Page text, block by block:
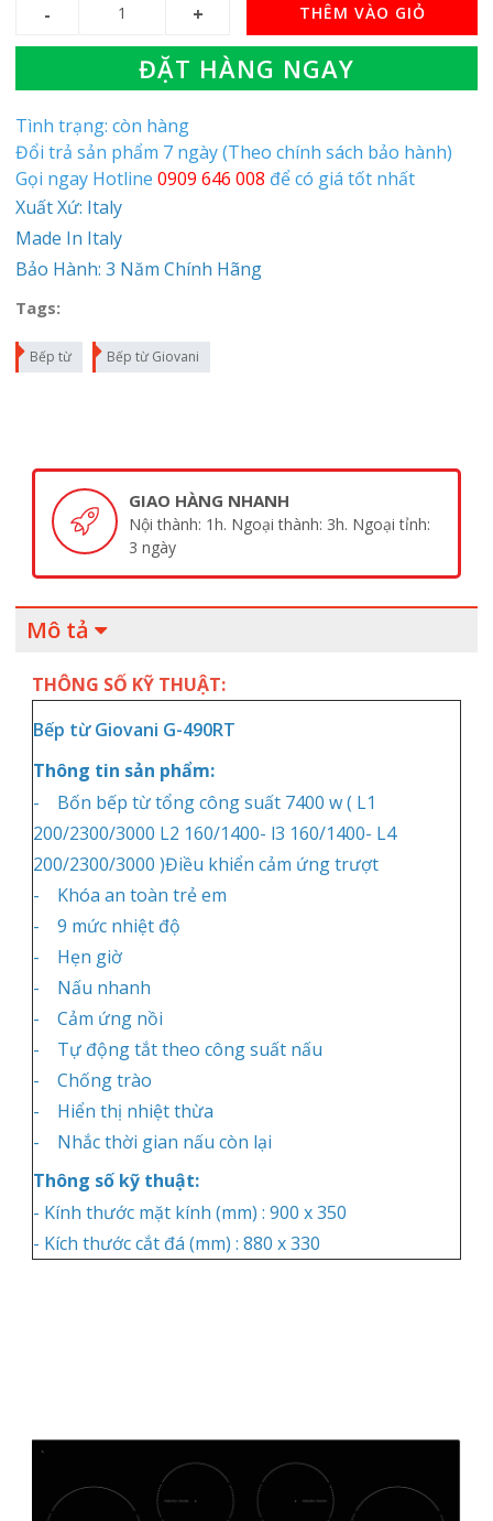
THÊM VÀO GIỎ
ĐẶT HÀNG NGAY
Tình trạng: còn hàng
Đổi trả sản phẩm 7 ngày (Theo chính sách bảo hành)
Gọi ngay Hotline 0909 646 008 để có giá tốt nhất
Xuất Xứ: Italy
Made In Italy
Bảo Hành: 3 Năm Chính Hãng
Tags:
Bếp từ Bếp từ Giovani
GIAO HÀNG NHANH
Nội thành: 1h. Ngoại thành: 3h. Ngoại tỉnh:
3 ngày
Mô tả
THÔNG SỐ KỸ THUẬT:
Bếp từ Giovani G-490RT
Thông tin sản phẩm:
- Bốn bếp từ tổng công suất 7400 w ( L1
200/2300/3000 L2 160/1400- l3 160/1400- L4
200/2300/3000 )Điều khiển cảm ứng trượt
- Khóa an toàn trẻ em
- 9 mức nhiệt độ
- Hẹn giờ
- Nấu nhanh
- Cảm ứng nồi
- Tự động tắt theo công suất nấu
- Chống trào
- Hiển thị nhiệt thừa
- Nhắc thời gian nấu còn lại
Thông số kỹ thuật:
- Kính thước mặt kính (mm) : 900 x 350
- Kích thước cắt đá (mm) : 880 x 330